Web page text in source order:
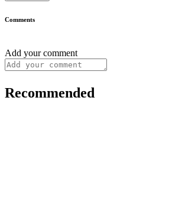
Comments
Add your comment
Recommended